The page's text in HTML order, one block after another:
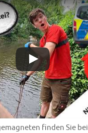
finden Sie bei